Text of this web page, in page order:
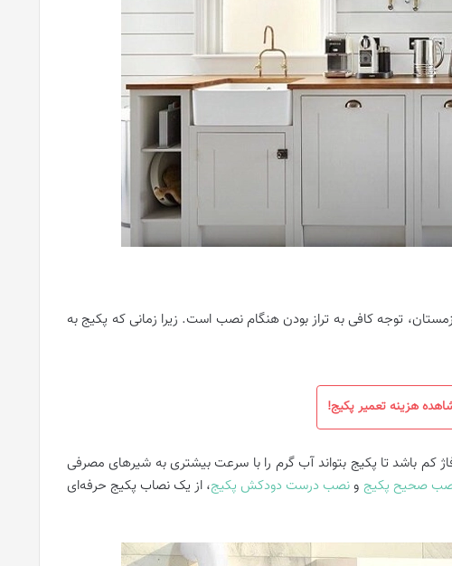
توجه کافی به تراز بودن هنگام نصب است. زیرا زمانی که پکیج به
هزینه تعمیر پکیج!
باشد تا پکیج بتواند آب گرم را با سرعت بیشتری به شیر‌های مصرفی
صحیح پکیج ونصب درست دودکش پکیج، از یک نصاب پکیج حرفه‌ای